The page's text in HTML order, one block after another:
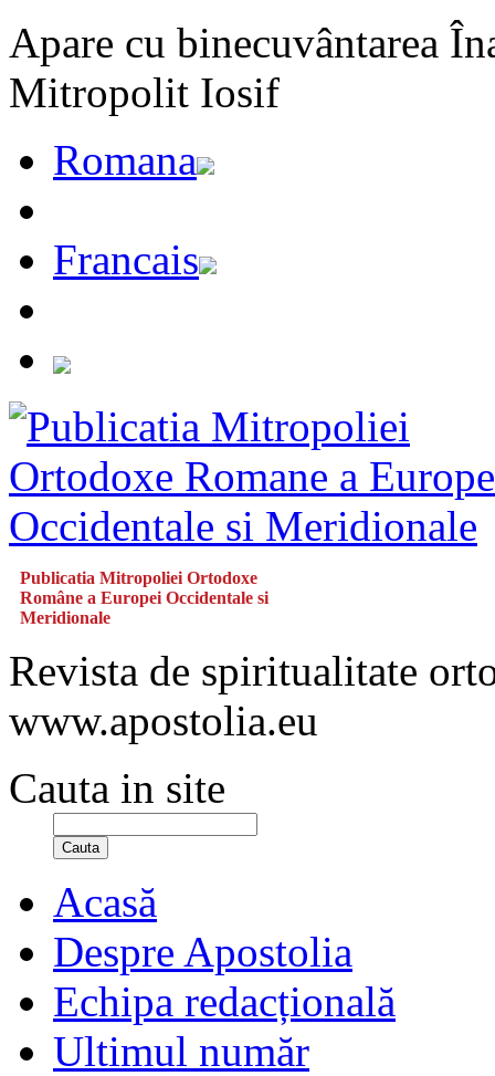
Apare cu binecuvântarea
Mitropolit Iosif
Romana
Francais
Publicatia Mitropoliei Ortodoxe
Române a Europei Occidentale si
Meridionale
Revista de spiritualitate
www.apostolia.eu
Cauta in site
Cauta
Acasă
Despre Apostolia
Echipa redacțională
Ultimul număr